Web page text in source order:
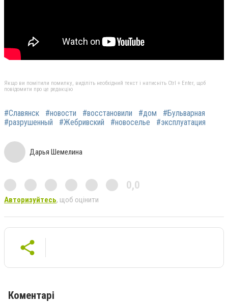
Якщо ви помітили помилку, виділіть необхідний текст і натисніть Ctrl + Enter, щоб
повідомити про це редакцію
#Славянск #новости #восстановили #дом
#Бульварная
#разрушенный
#Жебривский #новоселье #эксплуатация
Дарья Шемелина
0,0
Авторизуйтесь, щоб оцінити
Коментарі